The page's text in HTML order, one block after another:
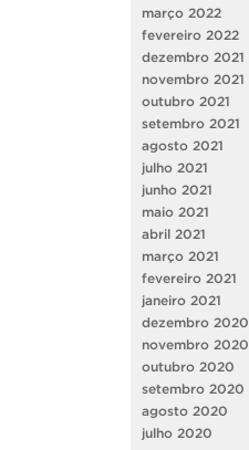
março 2022
fevereiro 2022
dezembro 2021
novembro 2021
outubro 2021
setembro 2021
agosto 2021
julho 2021
junho 2021
maio 2021
abril 2021
março 2021
fevereiro 2021
janeiro 2021
dezembro 2020
novembro 2020
outubro 2020
setembro 2020
agosto 2020
julho 2020